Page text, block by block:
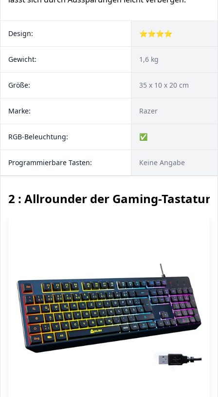
Design: ⭐⭐⭐⭐
Gewicht: 1,6 kg
Größe: ‎35 x 10 x 20 cm
Marke: Razer
RGB-Beleuchtung: ✅
Programmierbare Tasten: Keine Angabe
2 : Allrounder der Gaming-